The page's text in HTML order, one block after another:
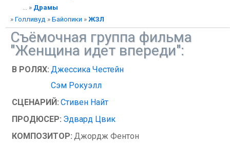
... » Драмы
» Голливуд » Байопики » ЖЗЛ
Съёмочная группа фильма
"Женщина идет впереди":
В РОЛЯХ: Джессика Честейн
Сэм Рокуэлл
СЦЕНАРИЙ: Стивен Найт
ПРОДЮСЕР: Эдвард Цвик
КОМПОЗИТОР: Джордж Фентон